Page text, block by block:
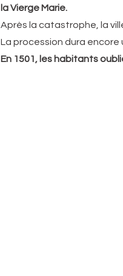
la Vierge Marie.
Après la catastrophe, la
La procession dura encore
En 1501, les habitants